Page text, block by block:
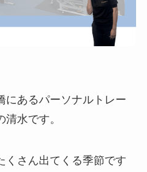
にあるパーソナルトレー
水です。
くさん出てくる季節です